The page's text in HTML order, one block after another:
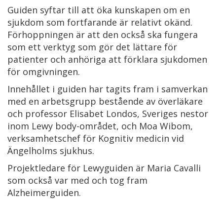
Guiden syftar till att öka kunskapen om en
sjukdom som fortfarande är relativt okänd.
Förhoppningen är att den också ska fungera
som ett verktyg som gör det lättare för
patienter och anhöriga att förklara sjukdomen
för omgivningen.
Innehållet i guiden har tagits fram i samverkan
med en arbetsgrupp bestående av överläkare
och professor Elisabet Londos, Sveriges nestor
inom Lewy body-området, och Moa Wibom,
verksamhetschef för Kognitiv medicin vid
Ängelholms sjukhus.
Projektledare för Lewyguiden är Maria Cavalli
som också var med och tog fram
Alzheimerguiden.